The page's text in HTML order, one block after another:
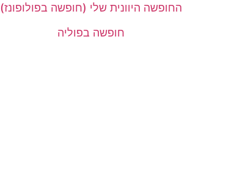
החופשה היוונית שלי (חופשה בפולופונז)
חופשה בפוליה